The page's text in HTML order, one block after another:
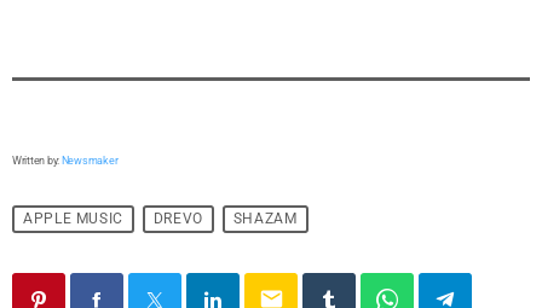
Written by: Newsmaker
APPLE MUSIC DREVO SHAZAM
email